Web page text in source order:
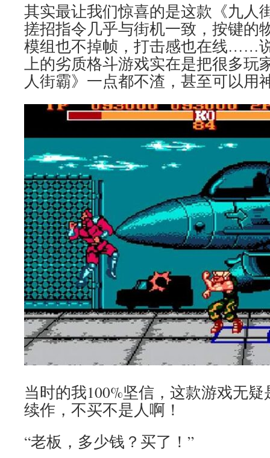
其实最让我们惊喜的是这款《九人
搓招指令几乎与街机一致，按键的
模组也不掉帧，打击感也在线……
上的劣质格斗游戏实在是把很多玩
人街霸》一点都不渣，甚至可以用
当时的我100%坚信，这款游戏无疑
续作，不买不是人啊！
“老板，多少钱？买了！”